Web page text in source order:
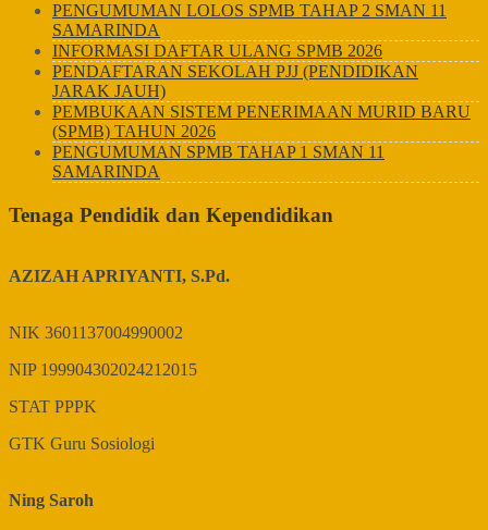
PENGUMUMAN LOLOS SPMB TAHAP 2 SMAN 11
SAMARINDA
INFORMASI DAFTAR ULANG SPMB 2026
PENDAFTARAN SEKOLAH PJJ (PENDIDIKAN
JARAK JAUH)
PEMBUKAAN SISTEM PENERIMAAN MURID BARU
(SPMB) TAHUN 2026
PENGUMUMAN SPMB TAHAP 1 SMAN 11
SAMARINDA
Tenaga Pendidik dan Kependidikan
AZIZAH APRIYANTI, S.Pd.
NIK 3601137004990002
NIP 199904302024212015
STAT PPPK
GTK Guru Sosiologi
Ning Saroh